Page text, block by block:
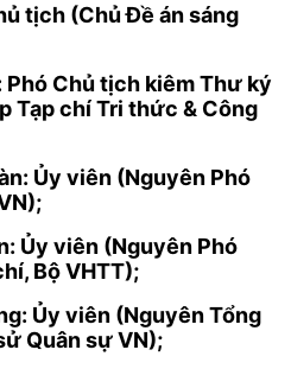
tịch (Chủ Đề án sáng
Phó Chủ tịch kiêm Thư ký
Tạp chí Tri thức & Công
Ủy viên (Nguyên Phó
Ủy viên (Nguyên Phó
Bộ VHTT);
Ủy viên (Nguyên Tổng
Quân sự VN);